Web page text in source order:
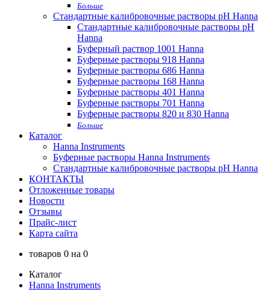
Больше
Стандартные калибровочные растворы pH Hanna
Стандартные калибровочные растворы pH
Hanna
Буферный раствор 1001 Hanna
Буферные растворы 918 Hanna
Буферные растворы 686 Hanna
Буферные растворы 168 Hanna
Буферные растворы 401 Hanna
Буферные растворы 701 Hanna
Буферные растворы 820 и 830 Hanna
Больше
Каталог
Hanna Instruments
Буферные растворы Hanna Instruments
Стандартные калибровочные растворы pH Hanna
КОНТАКТЫ
Отложенные товары
Новости
Отзывы
Прайс-лист
Карта сайта
товаров 0 на 0
Каталог
Hanna Instruments